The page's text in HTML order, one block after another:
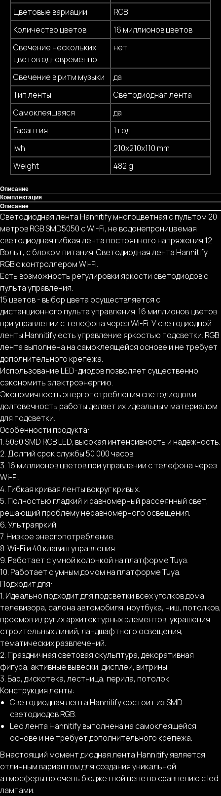
Цветовые вариации
RGB
Количество цветов
16 миллионов цветов
Свечение нескольких
цветов одновременно
нет
Свечение в ритм музыки
да
Тип ленты
Светодиодная лента
Самоклеящаяся
да
Гарантия
1 год
lwh
210x210x110 mm
Weight
482 g
Описание
Комплектация
Описание
Светодиодная лента Hannitify многоцветная с пультом 20
метров RGB SMD5050 с Wi-Fi, не водонепроницаемая
светодиодная гибкая лента постоянного напряжения 12
Вольт, с блоком питания. Светодиодная лента Hannitify
RGB с контроллером Wi-Fi.
Есть возможность регулировки яркости светодиодов с
пульта управления.
15 цветов - выбор цвета осуществляется с
дистанционного пульта управления. 16 миллионов цветов
при управлении с телефона через Wi-Fi. У светодиодной
ленты Hannitify есть управление яркостью подсветки. RGB
лента выполнена на самоклеящейся основе и не требует
дополнительного крепежа.
Использование LED-диодов позволяет существенно
сэкономить электроэнергию.
Экономичность энергопотребления светодиодов и
долговечность работы делает их идеальным материалом
для подсветки.
Особенности продукта:
1. 5050 SMD RGB LED, высокая интенсивность и надежность.
2. Долгий срок службы 50 000 часов.
3. 16 миллионов цветов при управлении с телефона через
Wi-Fi.
4. Гибкая кривая ленты вокруг кривых.
5. Полностью гладкий и равномерный рассеянный свет,
решающий проблему неравномерного освещения.
6. Ультраяркий.
7. Низкое энергопотребление.
8. Wi-Fi и 40 клавиш управления.
9. Работает с умной колонкой на платформе Tuya.
10. Работает с умным домом на платформе Tuya.
Подходит для:
1. Идеально подходит для подсветки всех уголков дома,
телевизора, салона автомобиля, ноутбука, ниш, потолков,
проемов и других архитектурных элементов, украшения
строительных линий, ландшафтного освещения,
тематических развлечений.
2. Праздничная световая скульптура, декоративная
фигура, активные вывески, дисплеи, витрины.
3. Бар, дискотека, лестница, перила, потолок.
Конструкция ленты:
Светодиодная лента Hannitify состоит из SMD
светодиодов RGB.
Led лента Hannitify выполнена на самоклеящейся
основе и не требует дополнительного крепежа.
В настоящий момент диодная лента Hannitify является
отличным вариантом для создания уникальной
атмосферы по очень бюджетной цене по сравнению с led
лампами.